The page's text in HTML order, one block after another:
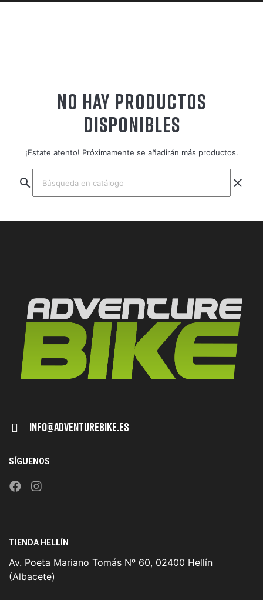
NO HAY PRODUCTOS
DISPONIBLES
¡Estate atento! Próximamente se añadirán más productos.
search clear
Info@adventurebike.es
SÍGUENOS
TIENDA HELLÍN
Av. Poeta Mariano Tomás Nº 60, 02400 Hellín
(Albacete)